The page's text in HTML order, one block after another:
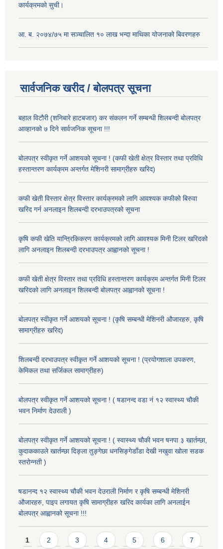
कार्यक्रमको सुची।
आ. ब. २०७४/७५ मा सञ्चालित १० लाख भन्दा माथिका योजनाको बिवरणहरु
सार्वजनिक खरीद / बोलपत्र सूचना
बहाल विटौरी (शनिबारे हाटबजार) कर संकलन गर्ने सम्बन्धी शिलबन्दी बोलपत्र
आव्हानको ७ दिने सार्वजनिक सूचना !!!
बोलपत्र स्वीकृत गर्ने आशयको सूचना ! (कफी खेती क्षेत्र विस्तार तथा प्रविधि
हस्तान्तरण कार्यक्रम अन्तर्गत मेशिनरी सामाग्रीहरु खरिद)
कफी खेती विस्तार क्षेत्र विस्तार कार्यक्रमको लागि आवश्यक कफीको बिरुवा
खरिद गर्न अनलाइन शिलबन्दी दरभाउपत्रको सूचना
कृषि कफी खेति यान्त्रिकिकरण कार्यक्रमको लागि आवश्यक मिनी टिलर खरिदको
लागि अनलाइन शिलबन्दी दरभाउपत्र आह्वानको सूचना !
कफी खेती क्षेत्र विस्तार तथा प्रविधि हस्तान्तरण कार्यक्रम अन्तर्गत मिनी टिलर
खरिदको लागि अनलाइन शिलबन्दी बोलपत्र आह्वानको सूचना !
बोलपत्र स्वीकृत गर्ने आशयको सूचना ! (कृषि सम्बन्धी मेशिनरी औजारहरु, कृषि
सामाग्रीहरु खरिद)
शिलबन्दी दरभाउपत्र स्वीकृत गर्ने आशयको सूचना ! (प्रयोगशाला उपकरण,
केमिकल तथा सर्जिकल सामाग्रीहरु)
बोलपत्र स्वीकृत गर्ने आशयको सूचना ! ( षडानन्द वडा नं १२ स्वास्थ्य चौकी
भवन निर्माण देउराली )
बोलपत्र स्वीकृत गर्ने आशयको सूचना ! ( स्वास्थ्य चौकी भवन षनपा ३ खार्तम्छा,
कुदाककाउले खार्तम्छा दिङ्ला तुङ्गेछा धनसिङ्गेडाँडा देखी नखुवा खोला सडक
स्तरोन्नती )
षडानन्द १२ स्वास्थ्य चौकी भवन देउराली निर्माण र कृषि सम्बन्धी मेशिनरी
औजारहरु, पाइप लगायत कृषि सामाग्रीहरु खरिद कार्यका लागि अनलाईन
बोलपत्र आह्वानको सूचना !!!
Pages
1 2 3 4 5 6 7